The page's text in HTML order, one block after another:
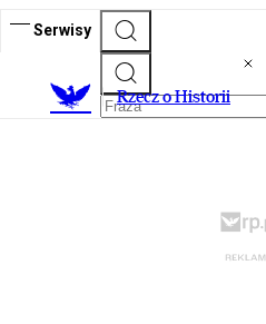
Serwisy
Rzecz o Historii